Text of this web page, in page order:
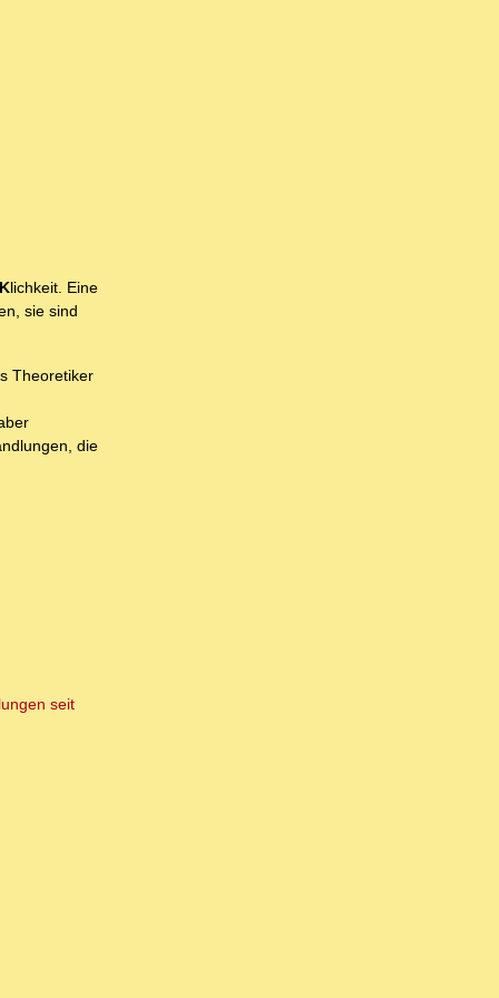
lichkeit. Eine
sie sind
Theoretiker
die
seit